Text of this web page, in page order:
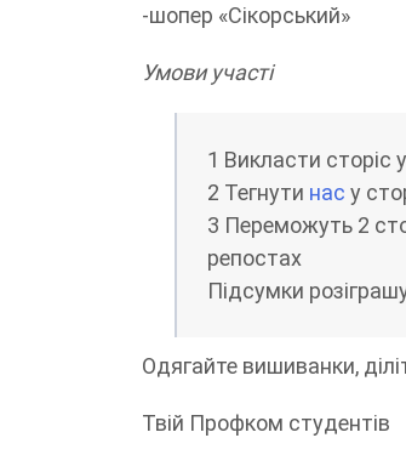
-шопер «Сікорський»
Умови участі
1 Викласти сторіс
2 Тегнути нас у
3 Переможуть 2
репостах
Підсумки
Одягайте вишиванки,
Твій Профком студентів